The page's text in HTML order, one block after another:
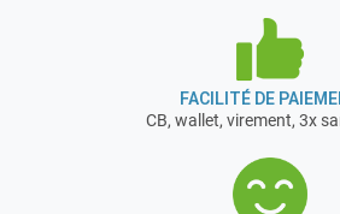
FACILITÉ DE
CB, wallet, virement, 3x